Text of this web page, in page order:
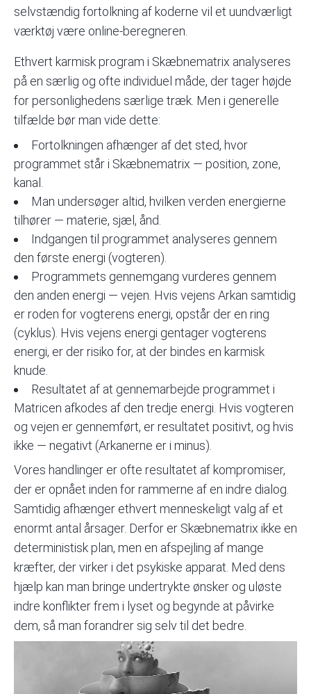
selvstændig fortolkning af koderne vil et uundværligt
værktøj være online-beregneren.
Ethvert karmisk program i Skæbnematrix analyseres
på en særlig og ofte individuel måde, der tager højde
for personlighedens særlige træk. Men i generelle
tilfælde bør man vide dette:
Fortolkningen afhænger af det sted, hvor
programmet står i Skæbnematrix — position, zone,
kanal.
Man undersøger altid, hvilken verden energierne
tilhører — materie, sjæl, ånd.
Indgangen til programmet analyseres gennem
den første energi (vogteren).
Programmets gennemgang vurderes gennem
den anden energi — vejen. Hvis vejens Arkan samtidig
er roden for vogterens energi, opstår der en ring
(cyklus). Hvis vejens energi gentager vogterens
energi, er der risiko for, at der bindes en karmisk
knude.
Resultatet af at gennemarbejde programmet i
Matricen afkodes af den tredje energi. Hvis vogteren
og vejen er gennemført, er resultatet positivt, og hvis
ikke — negativt (Arkanerne er i minus).
Vores handlinger er ofte resultatet af kompromiser,
der er opnået inden for rammerne af en indre dialog.
Samtidig afhænger ethvert menneskeligt valg af et
enormt antal årsager. Derfor er Skæbnematrix ikke en
deterministiskplan, men en afspejling af mange
kræfter, der virker i det psykiske apparat. Med dens
hjælp kan man bringe undertrykte ønsker og uløste
indre konflikter frem i lyset og begynde at påvirke
dem, så man forandrer sig selv til det bedre.